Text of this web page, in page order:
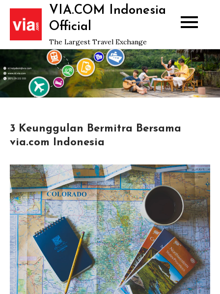
Skip
content
VIA.COM Indonesia
Official
The Largest Travel Exchange
3 Keunggulan Bermitra Bersama
via.com Indonesia